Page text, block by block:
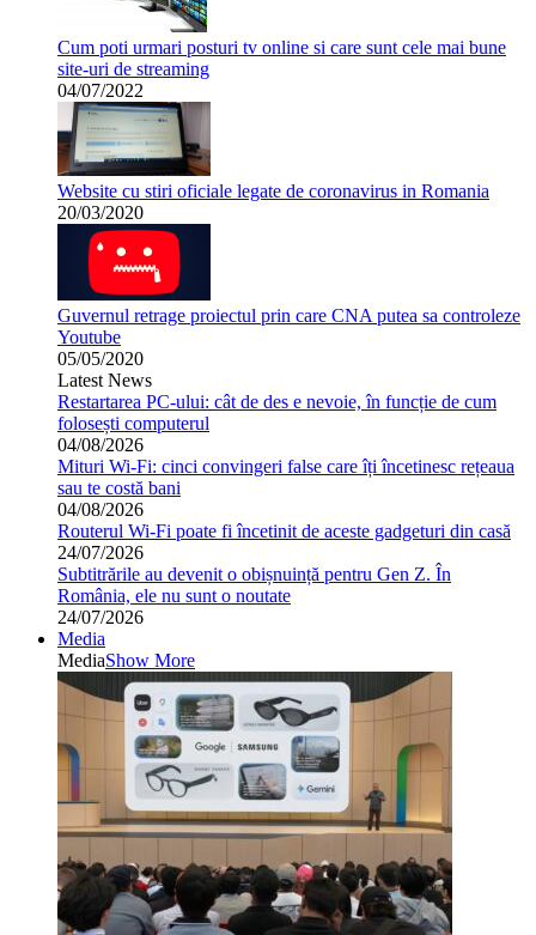
Cum poti urmari posturi tv online si care sunt cele mai bune
site-uri de streaming
04/07/2022
Website cu stiri oficiale legate de coronavirus in Romania
20/03/2020
Guvernul retrage proiectul prin care CNA putea sa controleze
Youtube
05/05/2020
Latest News
Restartarea PC-ului: cât de des e nevoie, în funcție de cum
folosești computerul
04/08/2026
Mituri Wi-Fi: cinci convingeri false care îți încetinesc rețeaua
sau te costă bani
04/08/2026
Routerul Wi-Fi poate fi încetinit de aceste gadgeturi din casă
24/07/2026
Subtitrările au devenit o obișnuință pentru Gen Z. În
România, ele nu sunt o noutate
24/07/2026
Media
MediaShow More